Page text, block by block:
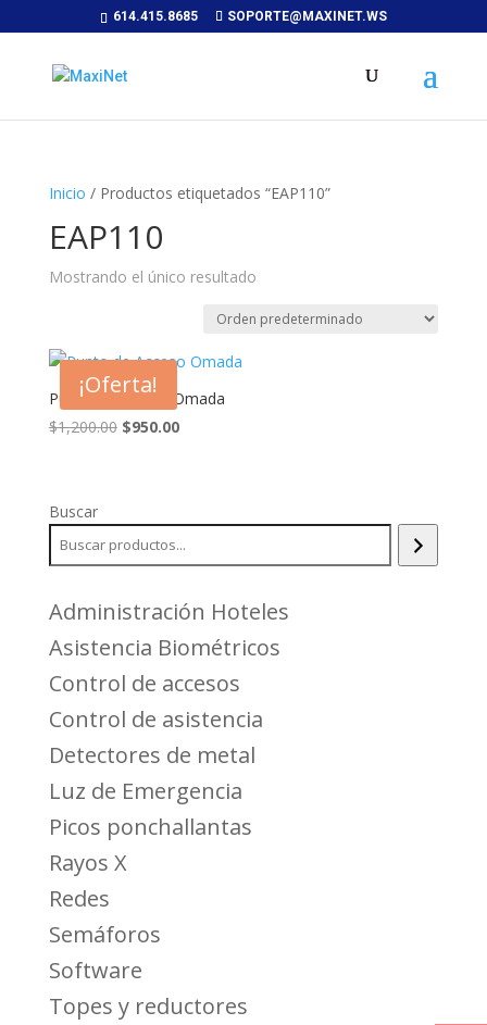
614.415.8685 SOPORTE@MAXINET.WS
Inicio / Productos etiquetados “EAP110”
EAP110
Mostrando el único resultado
¡Oferta!
Punto de Acceso Omada
$1,200.00 El
$1,200.00.
$950.00El
$950.00.
Buscar
Administración Hoteles
Asistencia Biométricos
Control de accesos
Control de asistencia
Detectores de metal
Luz de Emergencia
Picos ponchallantas
Rayos X
Redes
Semáforos
Software
Topes y reductores